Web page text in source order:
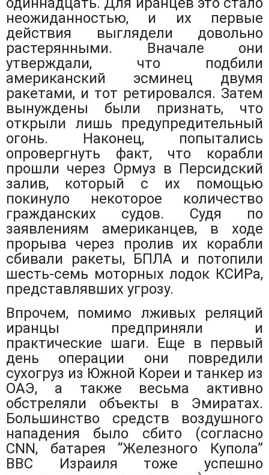
неожиданностью, и их первые
действия выглядели довольно
растерянными. Вначале они
утверждали, что подбили
американский эсминец двумя
ракетами, и тот ретировался. Затем
вынуждены были признать, что
открыли лишь предупредительный
огонь. Наконец, попытались
опровергнуть факт, что корабли
прошли через Ормуз в Персидский
залив, который с их помощью
покинуло некоторое количество
гражданских судов. Судя по
заявлениям американцев, в ходе
прорыва через пролив их корабли
сбивали ракеты, БПЛА и потопили
шесть-семь моторных лодок КСИРа,
представлявших угрозу.
Впрочем, помимо лживых реляций
иранцы предприняли и
практические шаги. Еще в первый
день операции они повредили
сухогруз из Южной Кореи и танкер из
ОАЭ, а также весьма активно
обстреляли объекты в Эмиратах.
Большинство средств воздушного
нападения было сбито (согласно
CNN, батарея “Железного Купола”
ВВС Израиля тоже успешно